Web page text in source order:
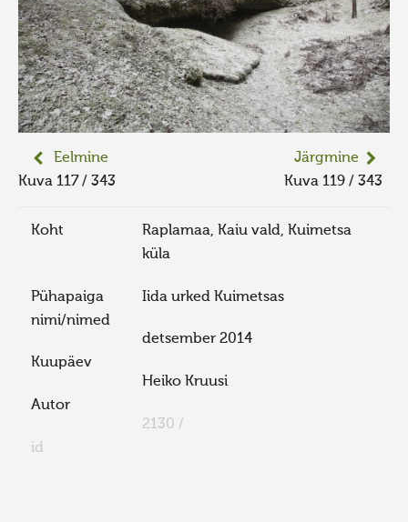
VANEMAD KUVAVÕISTLUSED
Kontakt
Eelmine
Kuva 117 / 343
Järgmine
Kuva 119 / 343
Koht
Raplamaa, Kaiu vald, Kuimetsa
küla
Pühapaiga
nimi/nimed
Iida urked Kuimetsas
Kuupäev
detsember 2014
Autor
Heiko Kruusi
id
2130 /